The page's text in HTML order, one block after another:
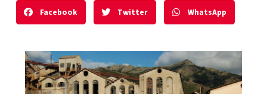
Facebook Twitter WhatsApp